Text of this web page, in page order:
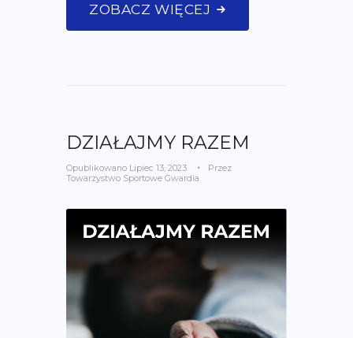
ZOBACZ WIĘCEJ
DZIAŁAJMY RAZEM
Opublikowano Lipiec 13, 2023
Przez
Towarzystwo Sportowe Gwardia